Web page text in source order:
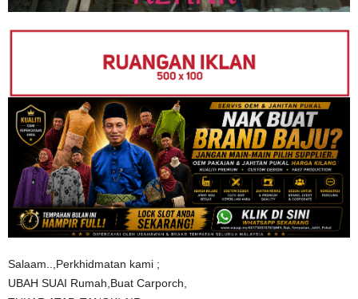
Salaam..,Perkhidmatan kami ;
UBAH SUAI Rumah,Buat Carporch,